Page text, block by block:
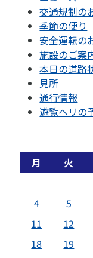
交通規制の
季節の便り
安全運転の
施設のご案
本日の道路
見所
通行情報
遊覧ヘリの
月
火
4
5
11
12
18
19